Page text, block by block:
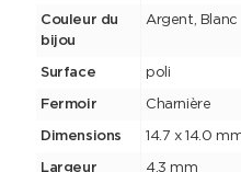
Couleur du
bijou
Argent, Blanc
Surface poli
Fermoir Charnière
Dimensions 14.7 x 14.0
Largeur 4.3 mm